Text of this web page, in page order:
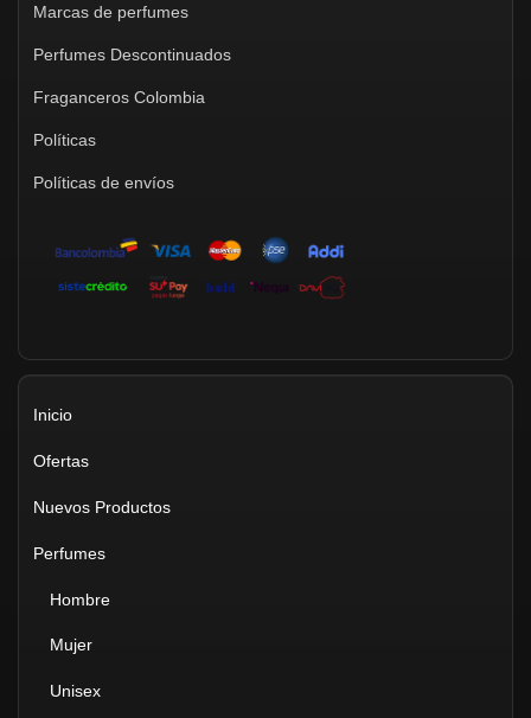
Marcas de perfumes
Perfumes Descontinuados
Fraganceros Colombia
Políticas
Políticas de envíos
Inicio
Ofertas
Nuevos Productos
Perfumes
Hombre
Mujer
Unisex